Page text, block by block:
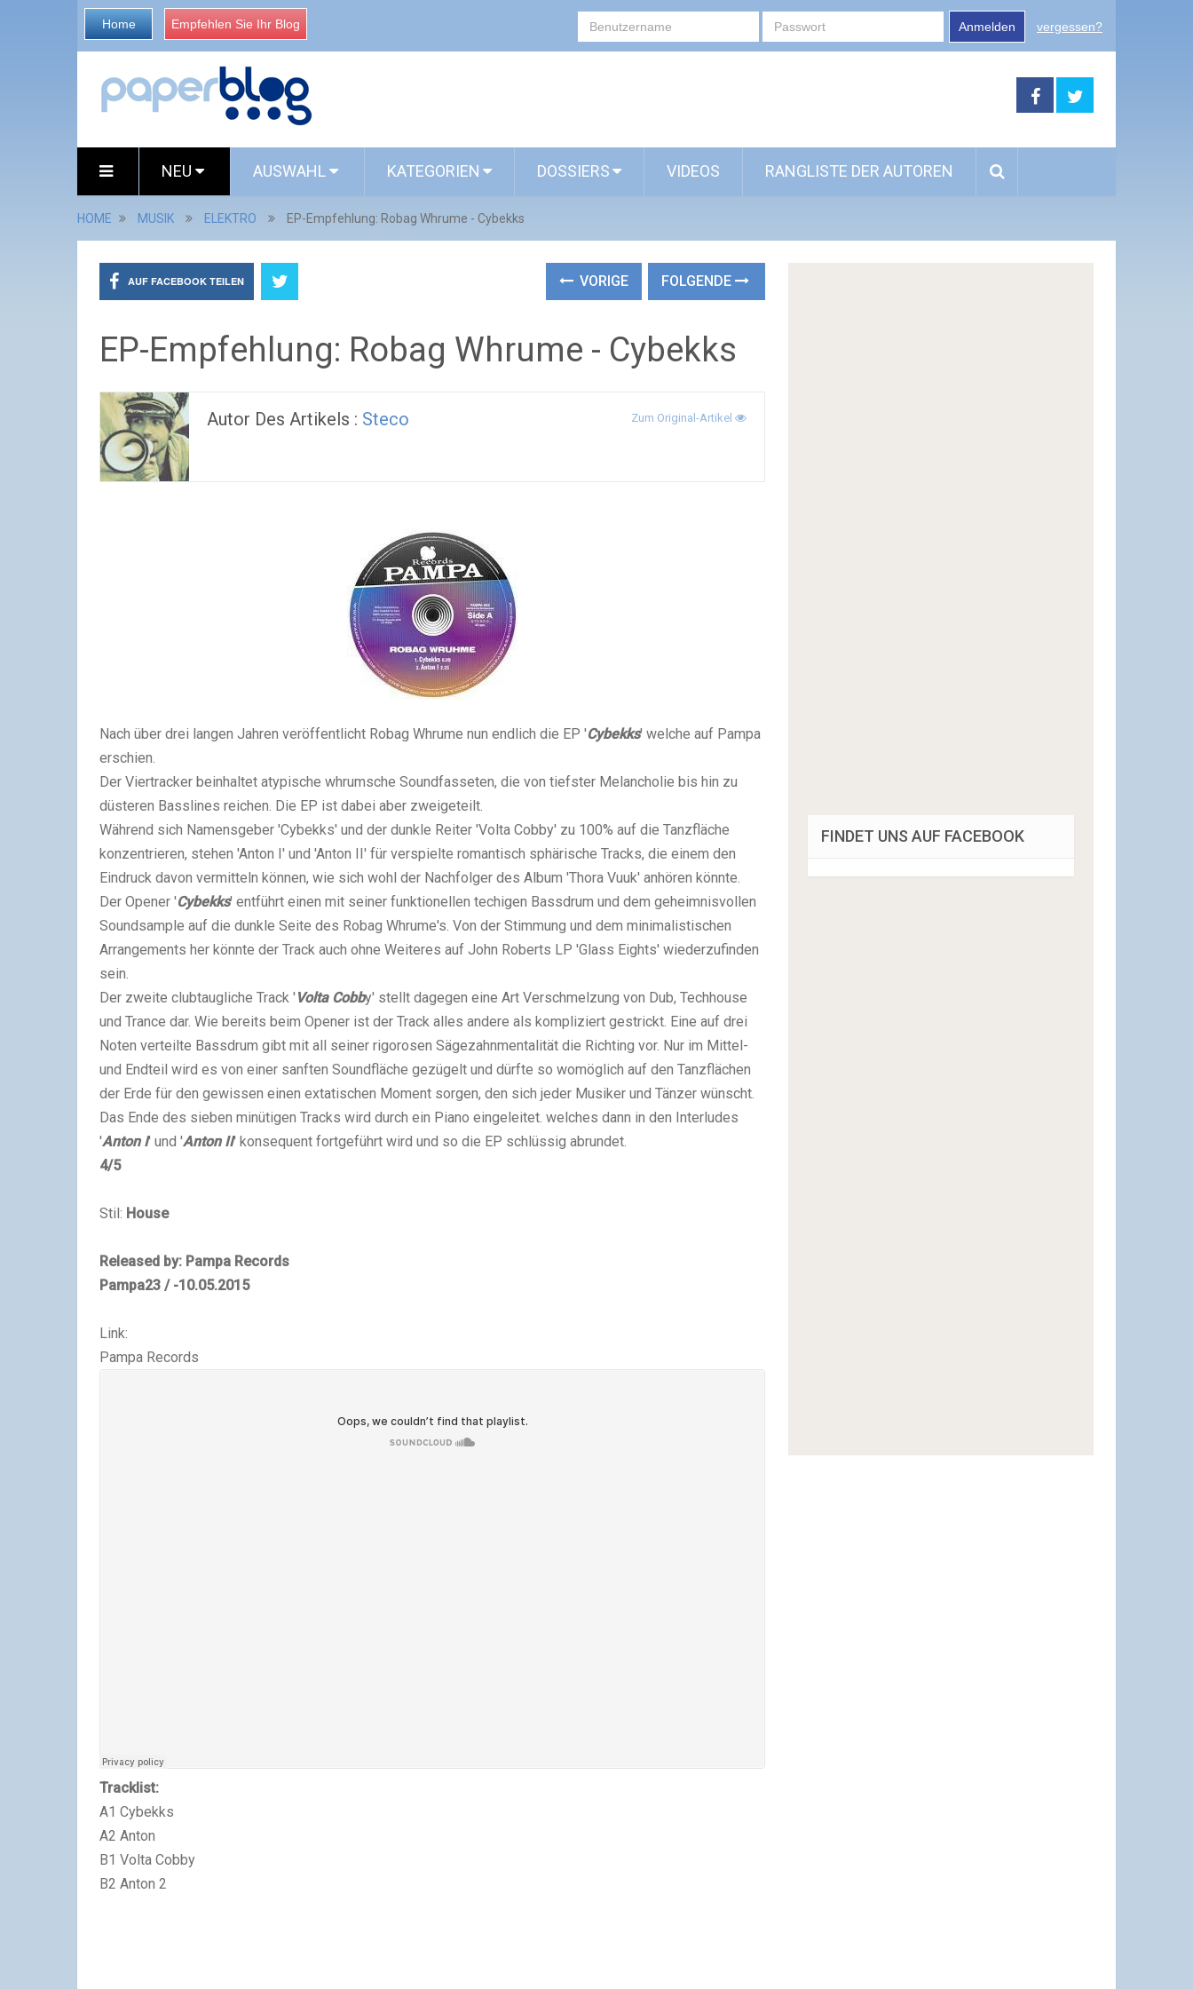
Home Empfehlen Sie Ihr Blog Anmelden vergessen?
NEU AUSWAHL KATEGORIEN DOSSIERS VIDEOS RANGLISTE DER AUTOREN
HOME MUSIK ELEKTRO EP-Empfehlung: Robag Whrume - Cybekks
AUF FACEBOOK TEILEN VORIGE FOLGENDE
EP-Empfehlung: Robag Whrume - Cybekks
Autor Des Artikels : Steco Zum Original-Artikel
Nach über drei langen Jahren veröffentlicht Robag Whrume nun endlich die EP 'Cybekks' welche auf Pampa
erschien.
Der Viertracker beinhaltet atypische whrumsche Soundfasseten, die von tiefster Melancholie bis hin zu
düsteren Basslines reichen. Die EP ist dabei aber zweigeteilt.
Während sich Namensgeber 'Cybekks' und der dunkle Reiter 'Volta Cobby' zu 100% auf die Tanzfläche
konzentrieren, stehen 'Anton I' und 'Anton II' für verspielte romantisch sphärische Tracks, die einem den
Eindruck davon vermitteln können, wie sich wohl der Nachfolger des Album 'Thora Vuuk' anhören könnte.
Der Opener 'Cybekks' entführt einen mit seiner funktionellen techigen Bassdrum und dem geheimnisvollen
Soundsample auf die dunkle Seite des Robag Whrume's. Von der Stimmung und dem minimalistischen
Arrangements her könnte der Track auch ohne Weiteres auf John Roberts LP 'Glass Eights' wiederzufinden
sein.
Der zweite clubtaugliche Track ' Volta Cobby' stellt dagegen eine Art Verschmelzung von Dub, Techhouse
und Trance dar. Wie bereits beim Opener ist der Track alles andere als kompliziert gestrickt. Eine auf drei
Noten verteilte Bassdrum gibt mit all seiner rigorosen Sägezahnmentalität die Richting vor. Nur im Mittel-
und Endteil wird es von einer sanften Soundfläche gezügelt und dürfte so womöglich auf den Tanzflächen
der Erde für den gewissen einen extatischen Moment sorgen, den sich jeder Musiker und Tänzer wünscht.
Das Ende des sieben minütigen Tracks wird durch ein Piano eingeleitet. welches dann in den Interludes
'Anton I' und 'Anton II' konsequent fortgeführt wird und so die EP schlüssig abrundet.
4/5
Stil: House
Released by: Pampa Records
Pampa23 / -10.05.2015
Link:
Pampa Records
Tracklist:
A1 Cybekks
A2 Anton
B1 Volta Cobby
B2 Anton 2
FINDET UNS AUF FACEBOOK